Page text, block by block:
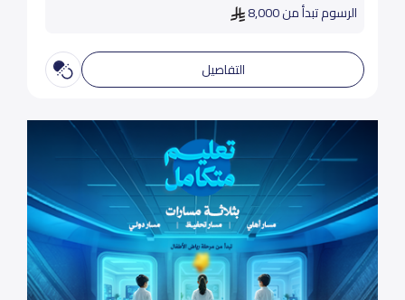
الرسوم تبدأ من 8,000
التفاصيل